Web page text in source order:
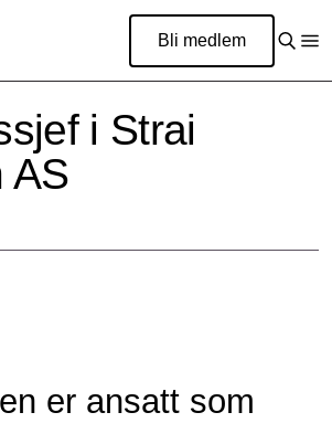
Bli medlem
i Strai
AS
er ansatt som